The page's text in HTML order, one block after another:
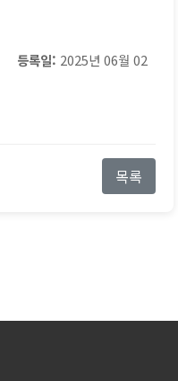
등록일: 2025년 06월 02
목록